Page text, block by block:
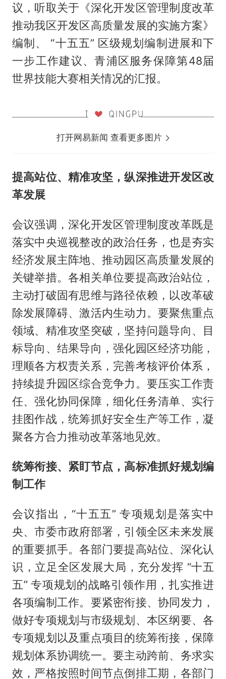
议，听取关于《深化开发区管理制度改革
推动我区开发区高质量发展的实施方案》
编制、 “十五五” 区级规划编制进展和下
一步工作建议、青浦区服务保障第48届
世界技能大赛相关情况的汇报。
打开网易新闻 查看更多图片
提高站位、精准攻坚，纵深推进开发区改
革发展
会议强调，深化开发区管理制度改革既是
落实中央巡视整改的政治任务，也是夯实
经济发展主阵地、推动园区高质量发展的
关键举措。各相关单位要提高政治站位，
主动打破固有思维与路径依赖，以改革破
除发展障碍、激活内生动力。要聚焦重点
领域、精准攻坚突破，坚持问题导向、目
标导向、结果导向，强化园区经济功能，
理顺各方权责关系，完善考核评价体系，
持续提升园区综合竞争力。要压实工作责
任、强化协同保障，细化任务清单、实行
挂图作战，统筹抓好安全生产等工作，凝
聚各方合力推动改革落地见效。
统筹衔接、紧盯节点，高标准抓好规划编
制工作
会议指出，“十五五” 专项规划是落实中
央、市委市政府部署，引领全区未来发展
的重要抓手。各部门要提高站位、深化认
识，立足全区发展大局，充分发挥 “十五
五” 专项规划的战略引领作用，扎实推进
各项编制工作。要紧密衔接、协同发力，
做好专项规划与市级规划、本区纲要、各
专项规划以及重点项目的统筹衔接，保障
规划体系协调统一。要主动跨前、务求实
效，严格按照时间节点倒排工期，各部门